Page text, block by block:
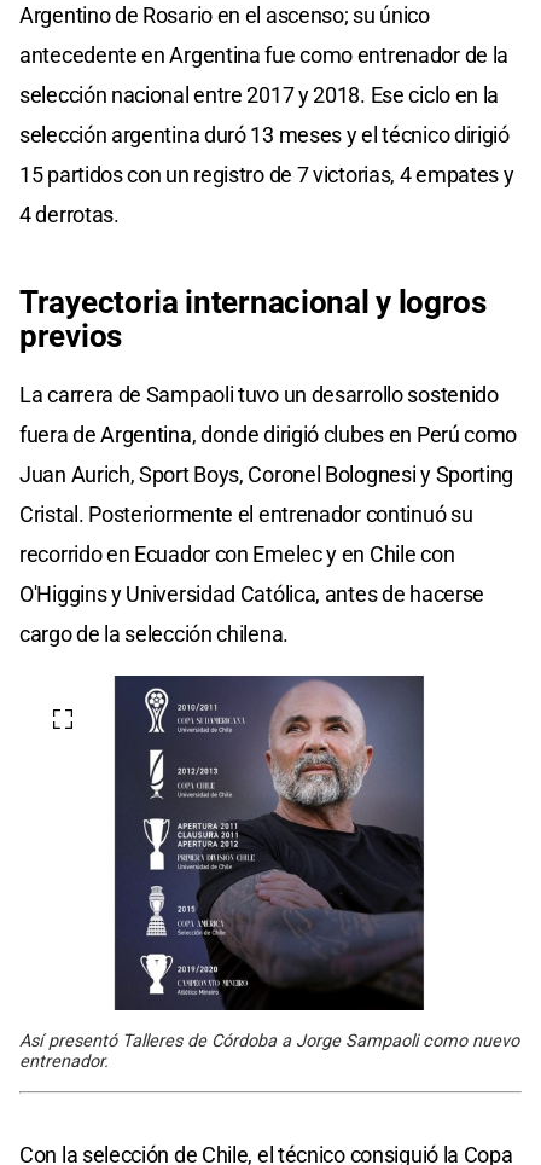
Argentino de Rosario en el ascenso; su único
antecedente en Argentina fue como entrenador de la
selección nacional entre 2017 y 2018. Ese ciclo en la
selección argentina duró 13 meses y el técnico dirigió
15 partidos con un registro de 7 victorias, 4 empates y
4 derrotas.
Trayectoria internacional y logros
previos
La carrera de Sampaoli tuvo un desarrollo sostenido
fuera de Argentina, donde dirigió clubes en Perú como
Juan Aurich, Sport Boys, Coronel Bolognesi y Sporting
Cristal. Posteriormente el entrenador continuó su
recorrido en Ecuador con Emelec y en Chile con
O'Higgins y Universidad Católica, antes de hacerse
cargo de la selección chilena.
Así presentó Talleres de Córdoba a Jorge Sampaoli como nuevo
entrenador.
Con la selección de Chile, el técnico consiguió la Copa